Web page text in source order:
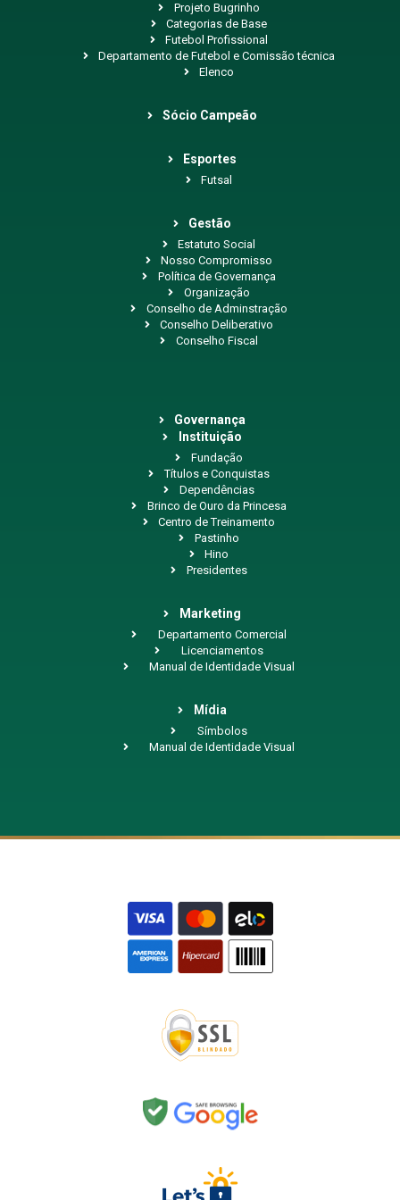
Projeto Bugrinho
Categorias de Base
Futebol Profissional
Departamento de Futebol e Comissão técnica
Elenco
Sócio Campeão
Esportes
Futsal
Gestão
Estatuto Social
Nosso Compromisso
Política de Governança
Organização
Conselho de Adminstração
Conselho Deliberativo
Conselho Fiscal
Governança
Instituição
Fundação
Títulos e Conquistas
Dependências
Brinco de Ouro da Princesa
Centro de Treinamento
Pastinho
Hino
Presidentes
Marketing
Departamento Comercial
Licenciamentos
Manual de Identidade Visual
Mídia
Símbolos
Manual de Identidade Visual